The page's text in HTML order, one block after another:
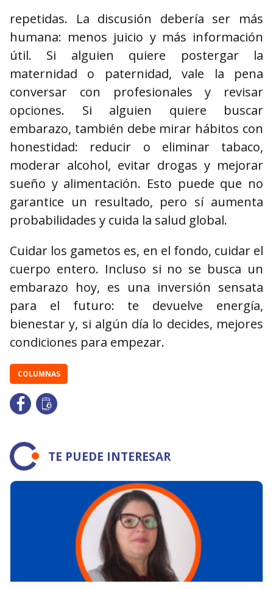
repetidas. La discusión debería ser más
humana: menos juicio y más información
útil. Si alguien quiere postergar la
maternidad o paternidad, vale la pena
conversar con profesionales y revisar
opciones. Si alguien quiere buscar
embarazo, también debe mirar hábitos con
honestidad: reducir o eliminar tabaco,
moderar alcohol, evitar drogas y mejorar
sueño y alimentación. Esto puede que no
garantice un resultado, pero sí aumenta
probabilidades y cuida la salud global.
Cuidar los gametos es, en el fondo, cuidar el
cuerpo entero. Incluso si no se busca un
embarazo hoy, es una inversión sensata
para el futuro: te devuelve energía,
bienestar y, si algún día lo decides, mejores
condiciones para empezar.
COLUMNAS
TE PUEDE INTERESAR